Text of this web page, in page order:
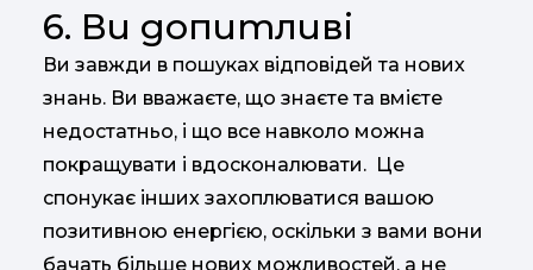
6. Ви допитливі
Ви завжди в пошуках відповідей та нових
знань. Ви вважаєте, що знаєте та вмієте
недостатньо, і що все навколо можна
покращувати і вдосконалювати. Це
спонукає інших захоплюватися вашою
позитивною енергією, оскільки з вами вони
бачать більше нових можливостей, а не